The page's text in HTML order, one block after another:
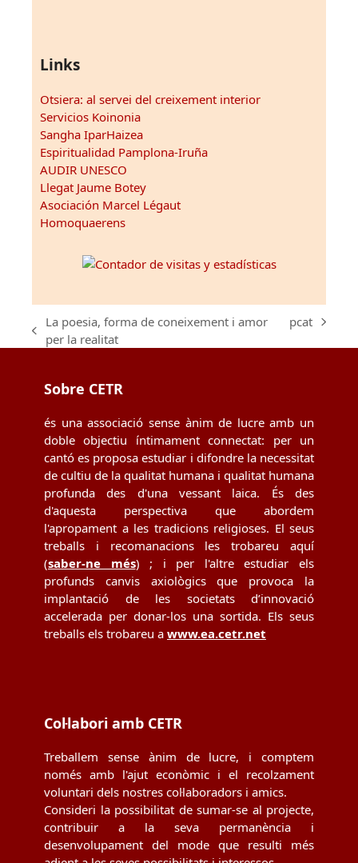
Links
Otsiera: al servei del creixement interior
Servicios Koinonia
Sangha IparHaizea
Espiritualidad Pamplona-Iruña
AUDIR UNESCO
Llegat Jaume Botey
Asociación Marcel Légaut
Homoquaerens
previous
La poesia, forma de coneixement i amor
per la realitat
next
post:
pcat
Sobre CETR
és una associació sense ànim de lucre amb un
doble objectiu íntimament connectat: per un
cantó es proposa estudiar i difondre la necessitat
de cultiu de la qualitat humana i qualitat humana
profunda des d'una vessant laica. És des
d'aquesta perspectiva que abordem
l'apropament a les tradicions religioses. El seus
treballs i recomanacions les trobareu aquí
(saber-ne més) ; i per l'altre estudiar els
profunds canvis axiològics que provoca la
implantació de les societats d’innovació
accelerada per donar-los una sortida. Els seus
treballs els trobareu a www.ea.cetr.net
Col·labori amb CETR
Treballem sense ànim de lucre, i comptem
només amb l'ajut econòmic i el recolzament
voluntari dels nostres col·laboradors i amics.
Consideri la possibilitat de sumar-se al projecte,
contribuir a la seva permanència i
desenvolupament del mode que resulti més